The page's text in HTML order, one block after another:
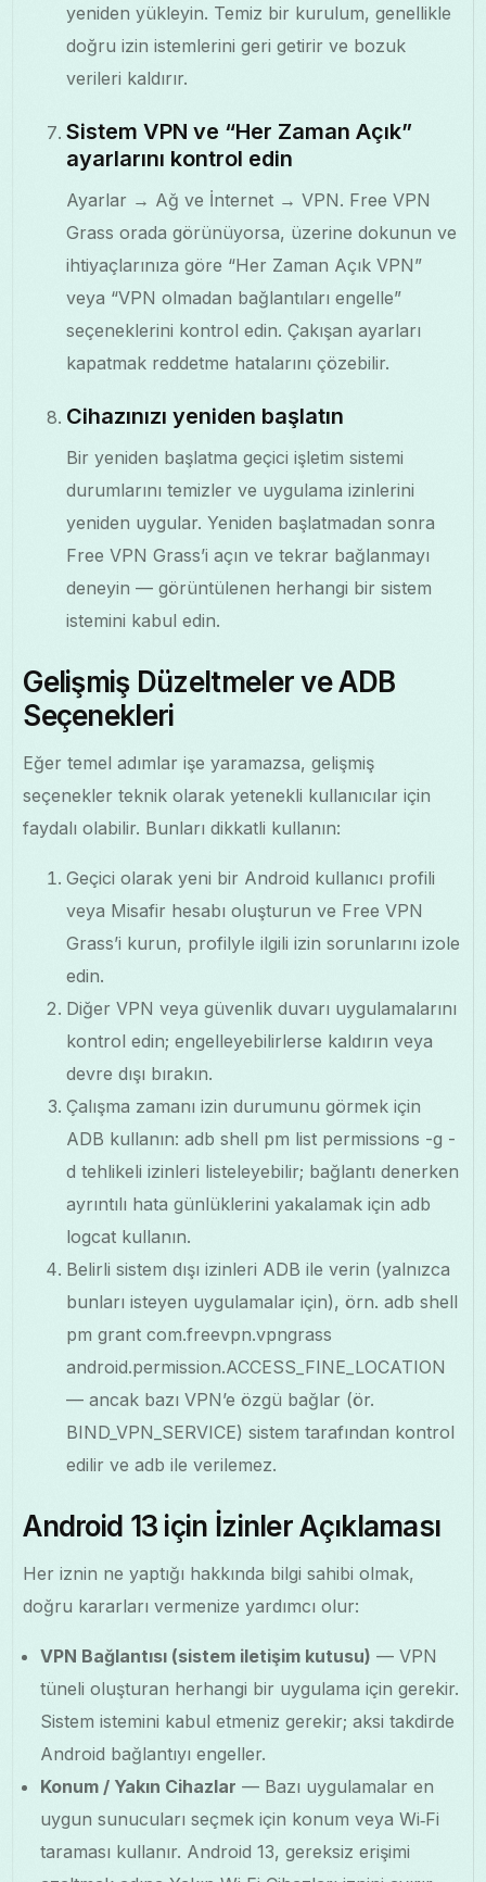
yeniden yükleyin. Temiz bir kurulum, genellikle
doğru izin istemlerini geri getirir ve bozuk
verileri kaldırır.
Sistem VPN ve “Her Zaman Açık”
ayarlarını kontrol edin
Ayarlar → Ağ ve İnternet → VPN. Free VPN
Grass orada görünüyorsa, üzerine dokunun ve
ihtiyaçlarınıza göre “Her Zaman Açık VPN”
veya “VPN olmadan bağlantıları engelle”
seçeneklerini kontrol edin. Çakışan ayarları
kapatmak reddetme hatalarını çözebilir.
Cihazınızı yeniden başlatın
Bir yeniden başlatma geçici işletim sistemi
durumlarını temizler ve uygulama izinlerini
yeniden uygular. Yeniden başlatmadan sonra
Free VPN Grass’i açın ve tekrar bağlanmayı
deneyin — görüntülenen herhangi bir sistem
istemini kabul edin.
Gelişmiş Düzeltmeler ve ADB
Seçenekleri
Eğer temel adımlar işe yaramazsa, gelişmiş
seçenekler teknik olarak yetenekli kullanıcılar için
faydalı olabilir. Bunları dikkatli kullanın:
Geçici olarak yeni bir Android kullanıcı profili
veya Misafir hesabı oluşturun ve Free VPN
Grass’i kurun, profilyle ilgili izin sorunlarını izole
edin.
Diğer VPN veya güvenlik duvarı uygulamalarını
kontrol edin; engelleyebilirlerse kaldırın veya
devre dışı bırakın.
Çalışma zamanı izin durumunu görmek için
ADB kullanın: adb shell pm list permissions -g -
d tehlikeli izinleri listeleyebilir; bağlantı denerken
ayrıntılı hata günlüklerini yakalamak için adb
logcat kullanın.
Belirli sistem dışı izinleri ADB ile verin (yalnızca
bunları isteyen uygulamalar için), örn. adb shell
pm grant com.freevpn.vpngrass
android.permission.ACCESS_FINE_LOCATION
— ancak bazı VPN’e özgü bağlar (ör.
BIND_VPN_SERVICE) sistem tarafından kontrol
edilir ve adb ile verilemez.
Android 13 için İzinler Açıklaması
Her iznin ne yaptığı hakkında bilgi sahibi olmak,
doğru kararları vermenize yardımcı olur:
VPN Bağlantısı (sistem iletişim kutusu) — VPN
tüneli oluşturan herhangi bir uygulama için gerekir.
Sistem istemini kabul etmeniz gerekir; aksi takdirde
Android bağlantıyı engeller.
Konum / Yakın Cihazlar — Bazı uygulamalar en
uygun sunucuları seçmek için konum veya Wi‑Fi
taraması kullanır. Android 13, gereksiz erişimi